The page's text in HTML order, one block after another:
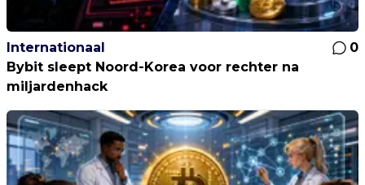
Internationaal
0
Bybit sleept Noord-Korea voor rechter na
miljardenhack